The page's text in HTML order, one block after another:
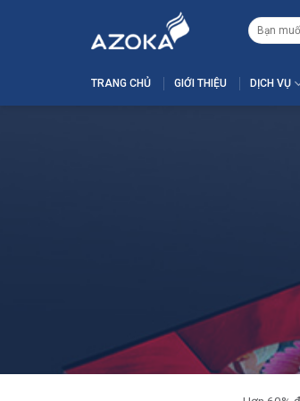
Tìm
kiếm:
TRANG CHỦ GIỚI THIỆU DỊCH VỤ